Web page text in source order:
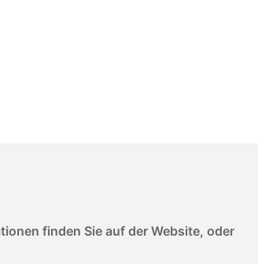
finden Sie auf der Website, oder